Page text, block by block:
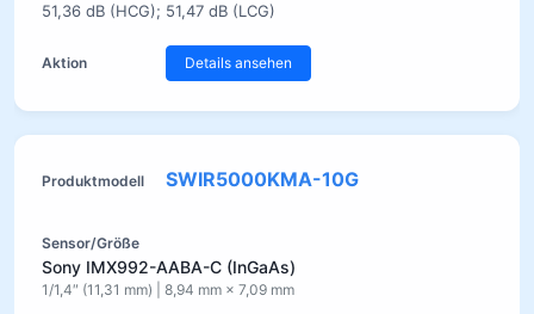
51,36 dB (HCG); 51,47 dB (LCG)
Details ansehen
SWIR5000KMA-10G
Sony IMX992-AABA-C (InGaAs)
1/1,4″ (11,31 mm) | 8,94 mm × 7,09 mm